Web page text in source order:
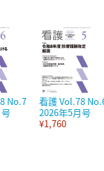
No.7
看護 Vol.78
2026年5月号
¥1,760